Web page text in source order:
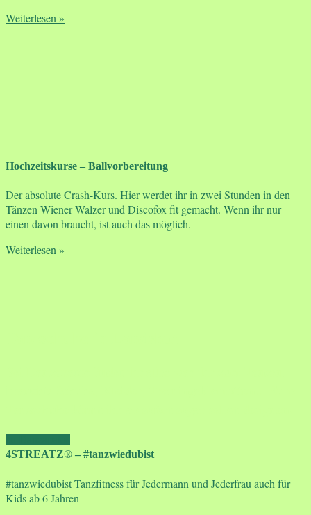
Weiterlesen »
Hochzeitskurse – Ballvorbereitung
Der absolute Crash-Kurs. Hier werdet ihr in zwei Stunden in den
Tänzen Wiener Walzer und Discofox fit gemacht. Wenn ihr nur
einen davon braucht, ist auch das möglich.
Weiterlesen »
4STREATZ® – #tanzwiedubist
#tanzwiedubist Tanzfitness für Jedermann und Jederfrau auch für
Kids ab 6 Jahren